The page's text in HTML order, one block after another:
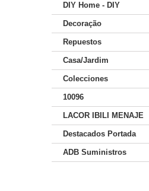
DIY Home - DIY
Decoração
Repuestos
Casa/Jardim
Colecciones
10096
LACOR IBILI MENAJE
Destacados Portada
ADB Suministros